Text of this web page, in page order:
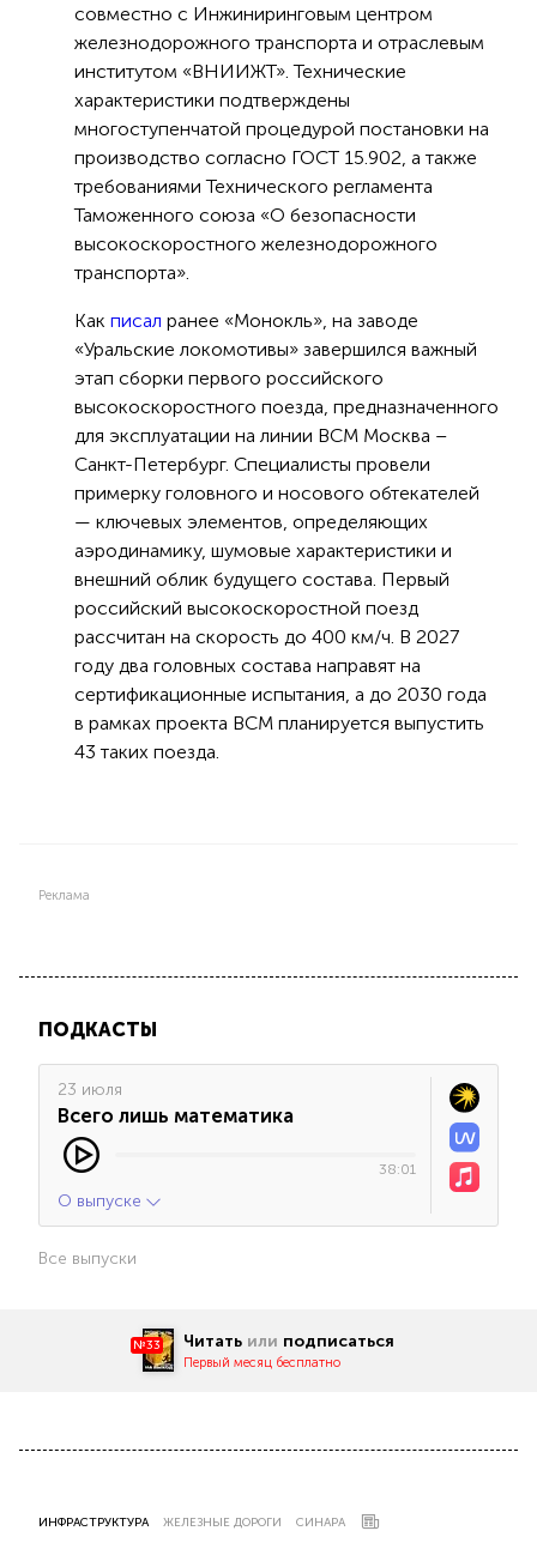
совместно с Инжиниринговым центром
железнодорожного транспорта и отраслевым
институтом «ВНИИЖТ». Технические
характеристики подтверждены
многоступенчатой процедурой постановки на
производство согласно ГОСТ 15.902, а также
требованиями Технического регламента
Таможенного союза «О безопасности
высокоскоростного железнодорожного
транспорта».
Как писал ранее «Монокль», на заводе
«Уральские локомотивы» завершился важный
этап сборки первого российского
высокоскоростного поезда, предназначенного
для эксплуатации на линии ВСМ Москва –
Санкт-Петербург. Специалисты провели
примерку головного и носового обтекателей
— ключевых элементов, определяющих
аэродинамику, шумовые характеристики и
внешний облик будущего состава. Первый
российский высокоскоростной поезд
рассчитан на скорость до 400 км/ч. В 2027
году два головных состава направят на
сертификационные испытания, а до 2030 года
в рамках проекта ВСМ планируется выпустить
43 таких поезда.
Реклама
ПОДКАСТЫ
23 июля
Всего лишь математика
38:01
О выпуске
Все выпуски
№33 Читать или подписаться
Первый месяц бесплатно
ИНФРАСТРУКТУРА ЖЕЛЕЗНЫЕ ДОРОГИ СИНАРА